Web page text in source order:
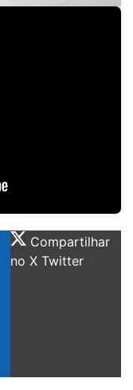
Compartilhar
no X Twitter